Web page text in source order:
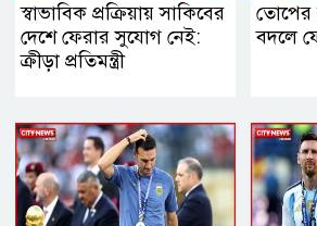
স্বাভাবিক প্রক্রিয়ায় সাকিবের
দেশে ফেরার সুযোগ নেই:
ক্রীড়া প্রতিমন্ত্রী
তোপের
বদলে